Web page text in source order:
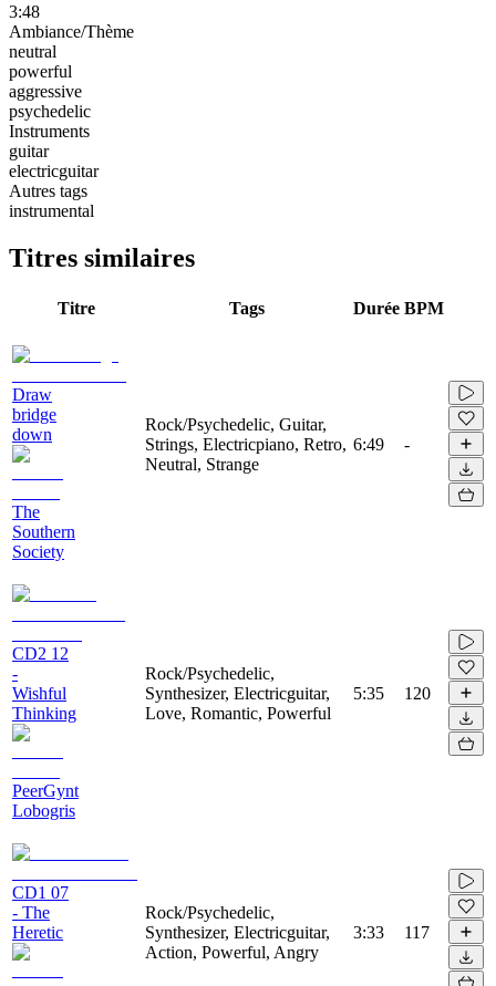
3:48
Ambiance/Thème
neutral
powerful
aggressive
psychedelic
Instruments
guitar
electricguitar
Autres tags
instrumental
Titres similaires
Titre Tags Durée BPM
Draw
bridge
down
The
Southern
Society
Rock/Psychedelic, Guitar,
Strings, Electricpiano, Retro,
Neutral, Strange
6:49 -
CD2 12
-
Wishful
Thinking
PeerGynt
Lobogris
Rock/Psychedelic,
Synthesizer, Electricguitar,
Love, Romantic, Powerful
5:35 120
CD1 07
- The
Heretic
Rock/Psychedelic,
Synthesizer, Electricguitar,
Action, Powerful, Angry
3:33 117